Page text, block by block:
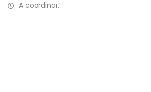
A coordinar.